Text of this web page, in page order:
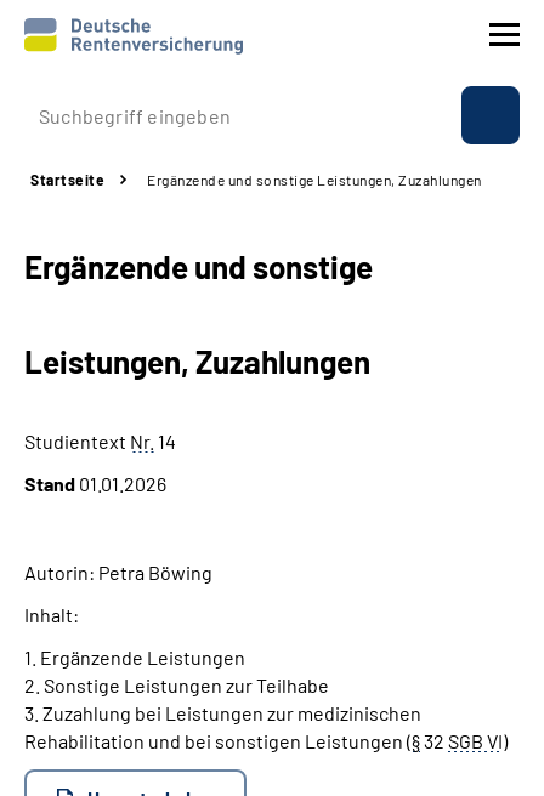
Prävention
Rente
Language
Inhalte in Gebärdensprache (DGS)
Startseite Ergänzende und sonstige Leistungen, Zuzahlungen
Ergänzende und sonstige
Leistungen, Zuzahlungen
Studientext Nr. 14
Stand 01.01.2026
Autorin: Petra Böwing
Inhalt:
1. Ergänzende Leistungen
2. Sonstige Leistungen zur Teilhabe
3. Zuzahlung bei Leistungen zur medizinischen
Rehabilitation und bei sonstigen Leistungen (§32 SGB VI)